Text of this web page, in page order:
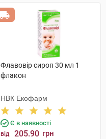
Флавовір сироп 30 мл 1
флакон
НВК Екофарм
Є в наявності
від 205.90 грн